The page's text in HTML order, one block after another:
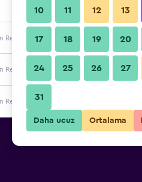
Resort & Hostel tedarikçisi
Resort & Hostel tedarikçisi
Resort & Hostel tedarikçisi
10 11 12 13
17 18 19 20
24 25 26 27
31
Daha ucuz Ortalama